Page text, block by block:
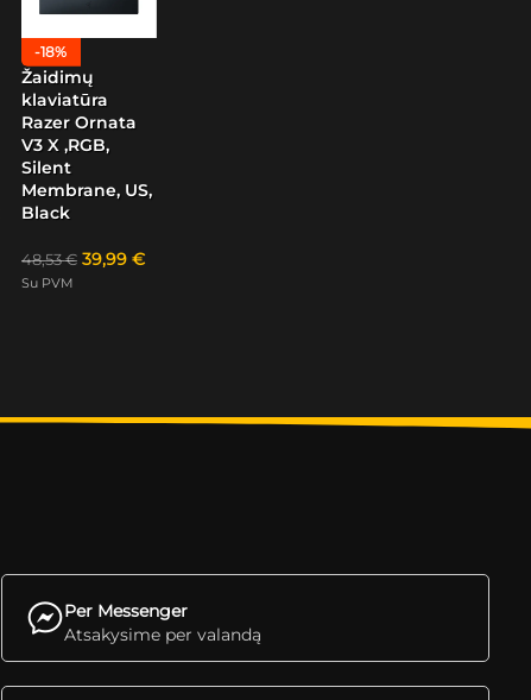
-18%
Žaidimų
klaviatūra
Razer Ornata
V3 X ,RGB,
Silent
Membrane, US,
Black
48,53€ 39,99 €
Su PVM
Per Messenger
Atsakysime per valandą